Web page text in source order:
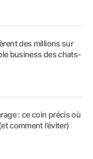
des millions sur
business des chats-
: ce coin précis où
comment l’éviter)